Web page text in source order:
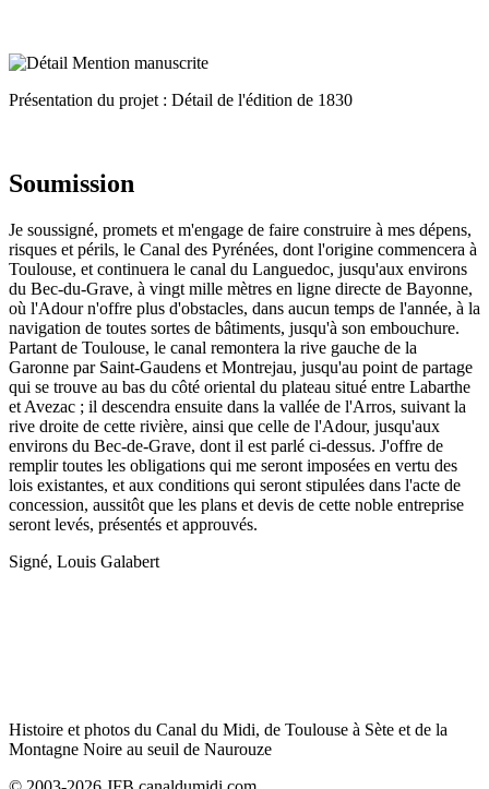
Présentation du projet : Détail de l'édition de 1830
Soumission
Je soussigné, promets et m'engage de faire construire à mes dépens,
risques et périls, le Canal des Pyrénées, dont l'origine commencera à
Toulouse, et continuera le canal du Languedoc, jusqu'aux environs
du Bec-du-Grave, à vingt mille mètres en ligne directe de Bayonne,
où l'Adour n'offre plus d'obstacles, dans aucun temps de l'année, à la
navigation de toutes sortes de bâtiments, jusqu'à son embouchure.
Partant de Toulouse, le canal remontera la rive gauche de la
Garonne par Saint-Gaudens et Montrejau, jusqu'au point de partage
qui se trouve au bas du côté oriental du plateau situé entre Labarthe
et Avezac ; il descendra ensuite dans la vallée de l'Arros, suivant la
rive droite de cette rivière, ainsi que celle de l'Adour, jusqu'aux
environs du Bec-de-Grave, dont il est parlé ci-dessus. J'offre de
remplir toutes les obligations qui me seront imposées en vertu des
lois existantes, et aux conditions qui seront stipulées dans l'acte de
concession, aussitôt que les plans et devis de cette noble entreprise
seront levés, présentés et approuvés.
Signé, Louis Galabert
Histoire et photos du Canal du Midi, de Toulouse à Sète et de la
Montagne Noire au seuil de Naurouze